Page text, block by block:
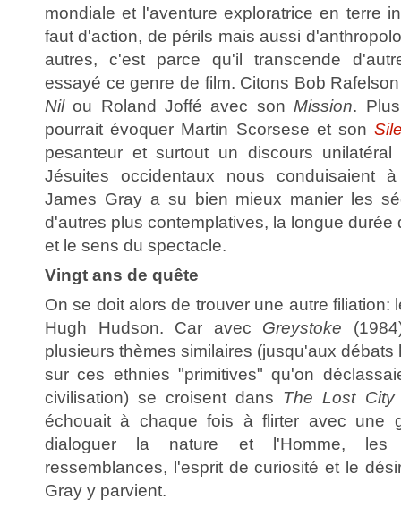
mondiale et l'aventure exploratrice en terre
faut d'action, de périls mais aussi
autres, c'est parce qu'il transcende
essayé ce genre de film. Citons Bob
Nilou Roland Joffé avec sonMission.
pourrait évoquer Martin Scorsese et son
pesanteur et surtout un discours
Jésuites occidentaux nous conduisaient
James Gray a su bien mieux manier les
d'autres plus contemplatives, la longue durée
et le sens du spectacle.
Vingt ans de quête
On se doit alors de trouver une autre filiation:
Hugh Hudson. Car avec Greystoke
plusieurs thèmes similaires (jusqu'aux
sur ces ethnies "primitives" qu'on
civilisation) se croisent dans The Lost
échouait à chaque fois à flirter avec une
dialoguer la nature et l'Homme, les
ressemblances, l'esprit de curiosité et le
Gray y parvient.